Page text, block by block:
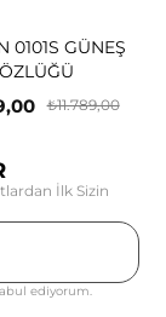
0101S GÜNEŞ
₺11.789,00
İlk Sizin
ediyorum.